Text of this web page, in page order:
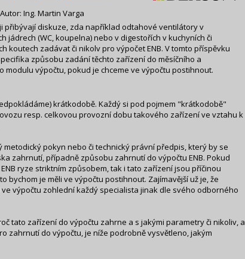
Ing. Martin Varga
přibývají diskuze, zda například odtahové ventilátory v
jádrech (WC, koupelna) nebo v digestořích v kuchyních či
koutech zadávat či nikolv pro výpočet ENB. V tomto příspěvku
způsobu zadání těchto zařízení do měsíčního a
modulu výpočtu, pokud je chceme ve výpočtu postihnout.
krátkodobě. Každý si pod pojmem "krátkodobě"
resp. celkovou provozní dobu takového zařízení ve vztahu k
pokyn nebo či technický právní předpis, který by se
zahrnutí, případně způsobu zahrnutí do výpočtu ENB. Pokud
ryze striktním způsobem, tak i tato zařízení jsou příčinou
je měli ve výpočtu postihnout. Zajímavější už je, že
výpočtu zohlední každý specialista jinak dle svého odborného
tato zařízení do výpočtu zahrne a s jakými parametry či nikoliv, a
zahrnutí do výpočtu, je níže podrobně vysvětleno, jakým